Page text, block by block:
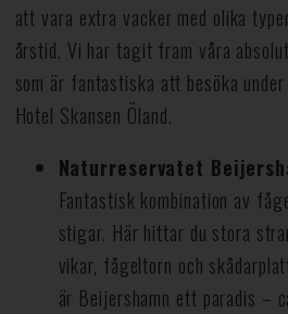
att vara extra vacker med olika
årstid. Vi har tagit fram våra
som är fantastiska att besöka
Hotel Skansen Öland.
Naturreservatet
Fantastisk kombination av
stigar. Här hittar du stora
vikar, fågeltorn och
är Beijershamn ett paradis –